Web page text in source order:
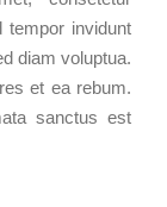
tempor invidunt
diam voluptua.
et ea rebum.
sanctus est